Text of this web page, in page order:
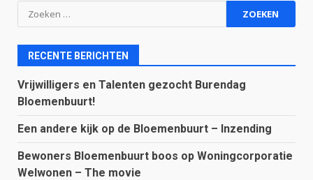
Zoeken
naar:
RECENTE BERICHTEN
Vrijwilligers en Talenten gezocht Burendag
Bloemenbuurt!
Een andere kijk op de Bloemenbuurt – Inzending
Bewoners Bloemenbuurt boos op Woningcorporatie
Welwonen – The movie